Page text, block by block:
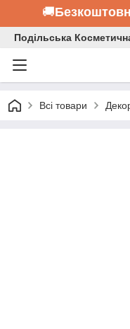
🚚
Подільська
Всі товари